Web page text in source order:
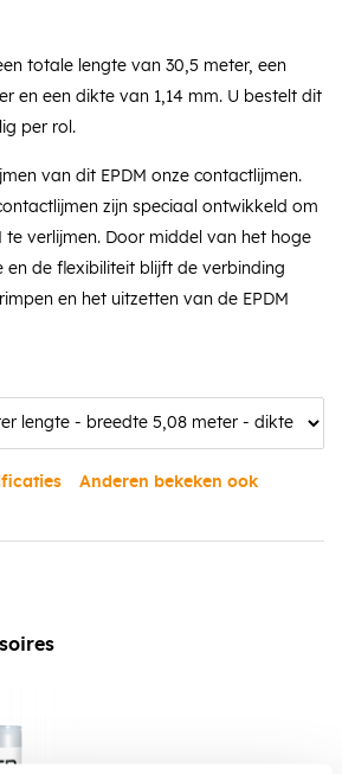
totale lengte van 30,5 meter, een
en een dikte van 1,14 mm. U bestelt dit
per rol.
van dit EPDM onze contactlijmen.
zijn speciaal ontwikkeld om
te verlijmen. Door middel van het hoge
de flexibiliteit blijft de verbinding
en het uitzetten van de EPDM
Anderen bekeken ook